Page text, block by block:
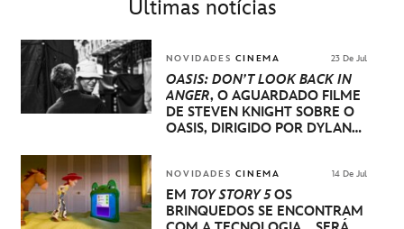
Últimas notícias
NOVIDADES CINEMA 23 De Jul
OASIS: DON’T LOOK BACK IN
ANGER, O AGUARDADO FILME
DE STEVEN KNIGHT SOBRE O
OASIS, DIRIGIDO POR DYLAN
NO FESTIVAL INTERNACIONAL
DE CINEMA DE VENEZA
NOVIDADES CINEMA 14 De Jul
EM TOY STORY 5OS
BRINQUEDOS SE ENCONTRAM